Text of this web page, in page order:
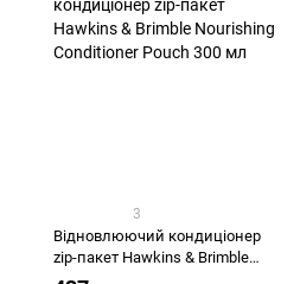
3
Відновлюючий кондиціонер
zip-пакет Hawkins & Brimble
Nourishing Conditioner Pouch 300